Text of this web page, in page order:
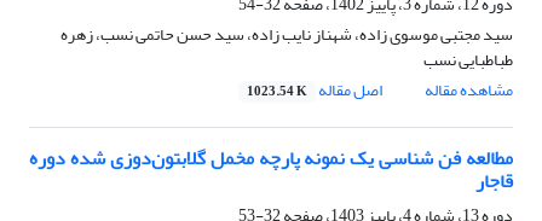
سید مجتبی موسوی زاده، شهناز نایب زاده، سید حسن حاتمی نسب، زهره
طباطبایی نسب
مشاهده مقاله
اصل مقاله 1023.54 K
مطالعه‌ فن شناسی یک نمونه پارچه مخمل گلابتون‌دوزی شده دوره
قاجار